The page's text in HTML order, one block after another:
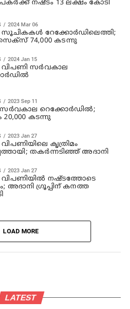
നഷ്ടം 13 ലക്ഷം കോടി
2024 Mar 06
റേക്കോര്‍ഡിലെത്തി;
74,000 കടന്നു
2024 Jan 15
സര്‍വകാല
2023 Sep 11
സർവകാല റെക്കോർഡിൽ;
കടന്നു
2023 Jan 27
കൃത്രിമം
തകർന്നടിഞ്ഞ് അദാനി
2023 Jan 27
നഷ്ടത്തോടെ
അദാനി ഗ്രൂപ്പിന് കനത്ത
LOAD MORE
LATEST